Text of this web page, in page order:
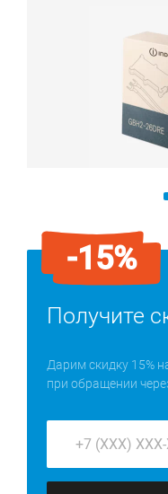
-15%
Получите
Дарим скидку 15%
при обращении